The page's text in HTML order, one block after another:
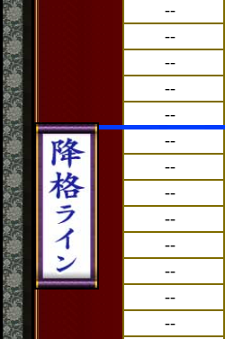
--
--
--
--
--
--
--
--
--
--
--
--
--